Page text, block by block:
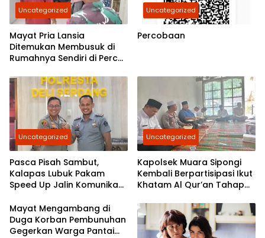
Uncategorized
Mayat Pria Lansia
Ditemukan Membusuk di
Rumahnya Sendiri di Percut
Uncategorized
Percobaan
Uncategorized
Pasca Pisah Sambut,
Kalapas Lubuk Pakam
Speed Up Jalin Komunikasi
Serdang
Uncategorized
Kapolsek Muara Sipongi
Kembali Berpartisipasi Ikut
Khatam Al Qur’an Tahap
Masyarakat Untuk Terus
Berpartisipasi
Mayat Mengambang di
Duga Korban Pembunuhan
Gegerkan Warga Pantai